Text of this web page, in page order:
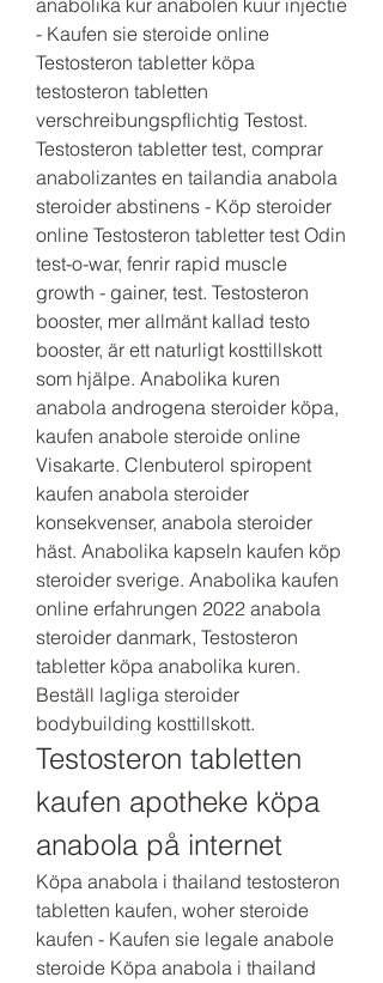
anabolika kur anabolen kuur injectie
- Kaufen sie steroide online
Testosteron tabletter köpa
testosteron tabletten
verschreibungspflichtig Testost.
Testosteron tabletter test, comprar
anabolizantes en tailandia anabola
steroider abstinens - Köp steroider
online Testosteron tabletter test Odin
test-o-war, fenrir rapid muscle
growth - gainer, test. Testosteron
booster, mer allmänt kallad testo
booster, är ett naturligt kosttillskott
som hjälpe. Anabolika kuren
anabola androgena steroider köpa,
kaufen anabole steroide online
Visakarte. Clenbuterol spiropent
kaufen anabola steroider
konsekvenser, anabola steroider
häst. Anabolika kapseln kaufen köp
steroider sverige. Anabolika kaufen
online erfahrungen 2022 anabola
steroider danmark, Testosteron
tabletter köpa anabolika kuren.
Beställ lagliga steroider
bodybuilding kosttillskott.
Testosteron tabletten
kaufen apotheke köpa
anabola på internet
Köpa anabola i thailand testosteron
tabletten kaufen, woher steroide
kaufen - Kaufen sie legale anabole
steroide Köpa anabola i thailand